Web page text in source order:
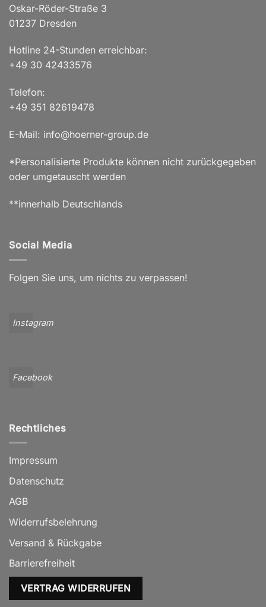
Oskar-Röder-Straße 3
01237 Dresden
Hotline 24-Stunden erreichbar:
+49 30 42433576
Telefon:
+49 351 82619478
E-Mail: info@hoerner-group.de
*Personalisierte Produkte können nicht zurückgegeben
oder umgetauscht werden
**innerhalb Deutschlands
Social Media
Folgen Sie uns, um nichts zu verpassen!
Instagram
Facebook
Rechtliches
Impressum
Datenschutz
AGB
Widerrufsbelehrung
Versand & Rückgabe
Barrierefreiheit
VERTRAG WIDERRUFEN